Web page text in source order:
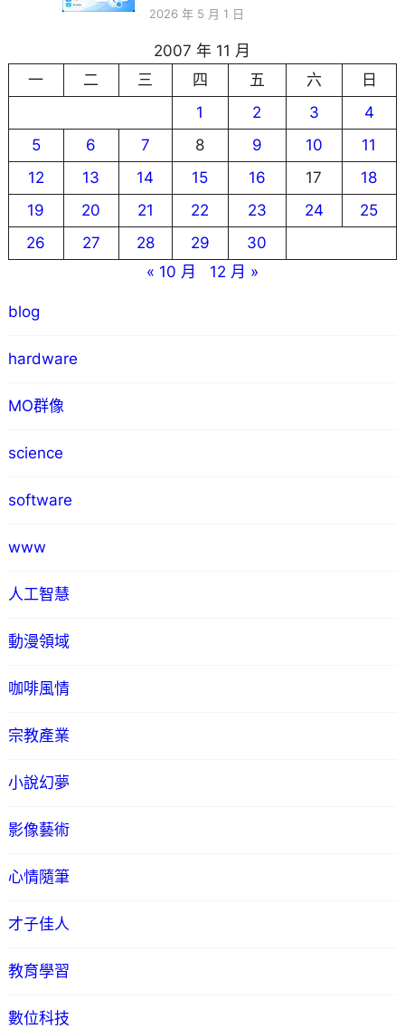
2026 年 5 月 1 日
2007 年 11 月
一
二 三 四 五 六
日
1
2 3
4
5
6 7 8 9 10
11
12
13 14 15 16 17
18
19
20 21 22 23 24
25
26
27 28 29
30
« 10 月
12 月 »
blog
hardware
MO群像
science
software
www
人工智慧
動漫領域
咖啡風情
宗教產業
小說幻夢
影像藝術
心情隨筆
才子佳人
教育學習
數位科技